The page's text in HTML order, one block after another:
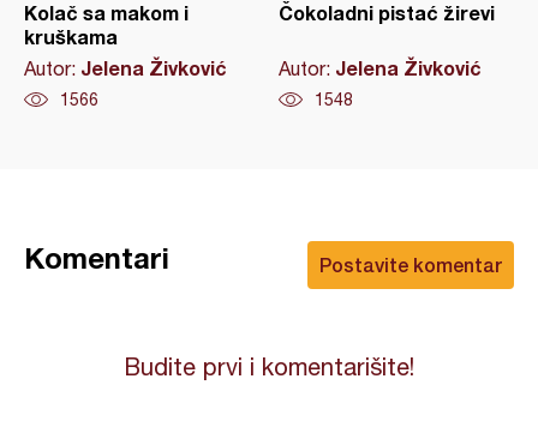
Kolač sa makom i
kruškama
Autor: Jelena Živković
1566
Čokoladni pistać žirevi
Autor: Jelena Živković
1548
Postavite komentar
Komentari
Budite prvi i komentarišite!